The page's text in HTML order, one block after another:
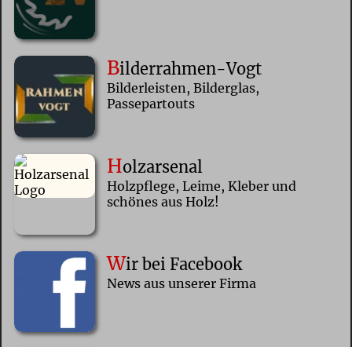
Bilderrahmen-Vogt
Bilderleisten, Bilderglas,
Passepartouts
Holzarsenal
Holzpflege, Leime, Kleber und
schönes aus Holz!
Wir bei Facebook
News aus unserer Firma